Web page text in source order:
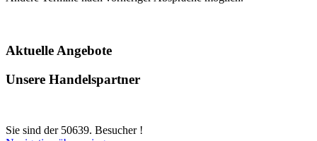
Aktuelle Angebote
Unsere Handelspartner
Sie sind der 50639. Besucher !